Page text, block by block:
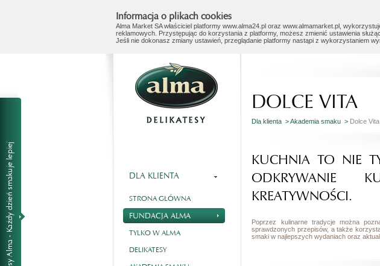
Informacja o plikach cookies
Alma Market SA właściciel platformy www.alma24.pl oraz www.almamarket.pl,
reklamowych. Przystępując do korzystania z platformy, możesz zmienić ustawienia
Jeśli nie dokonasz zmiany ustawień, przeglądanie platformy nastąpi z wykorzystaniem
DLA KLIENTA
STRONA GŁÓWNA
FUNDACJA ALMA
TYLKO W ALMA
DELIKATESY
DOLCE VITA
Dla klienta >Akademia smaku > Dolce Vita
KUCHNIA TO NIE
ODKRYWANIE
KREATYWNOŚCI.
Poprzez kulinarne tradycje można
sprawdzonych przepisów, a także
smaki w najlepszych wydaniach oraz